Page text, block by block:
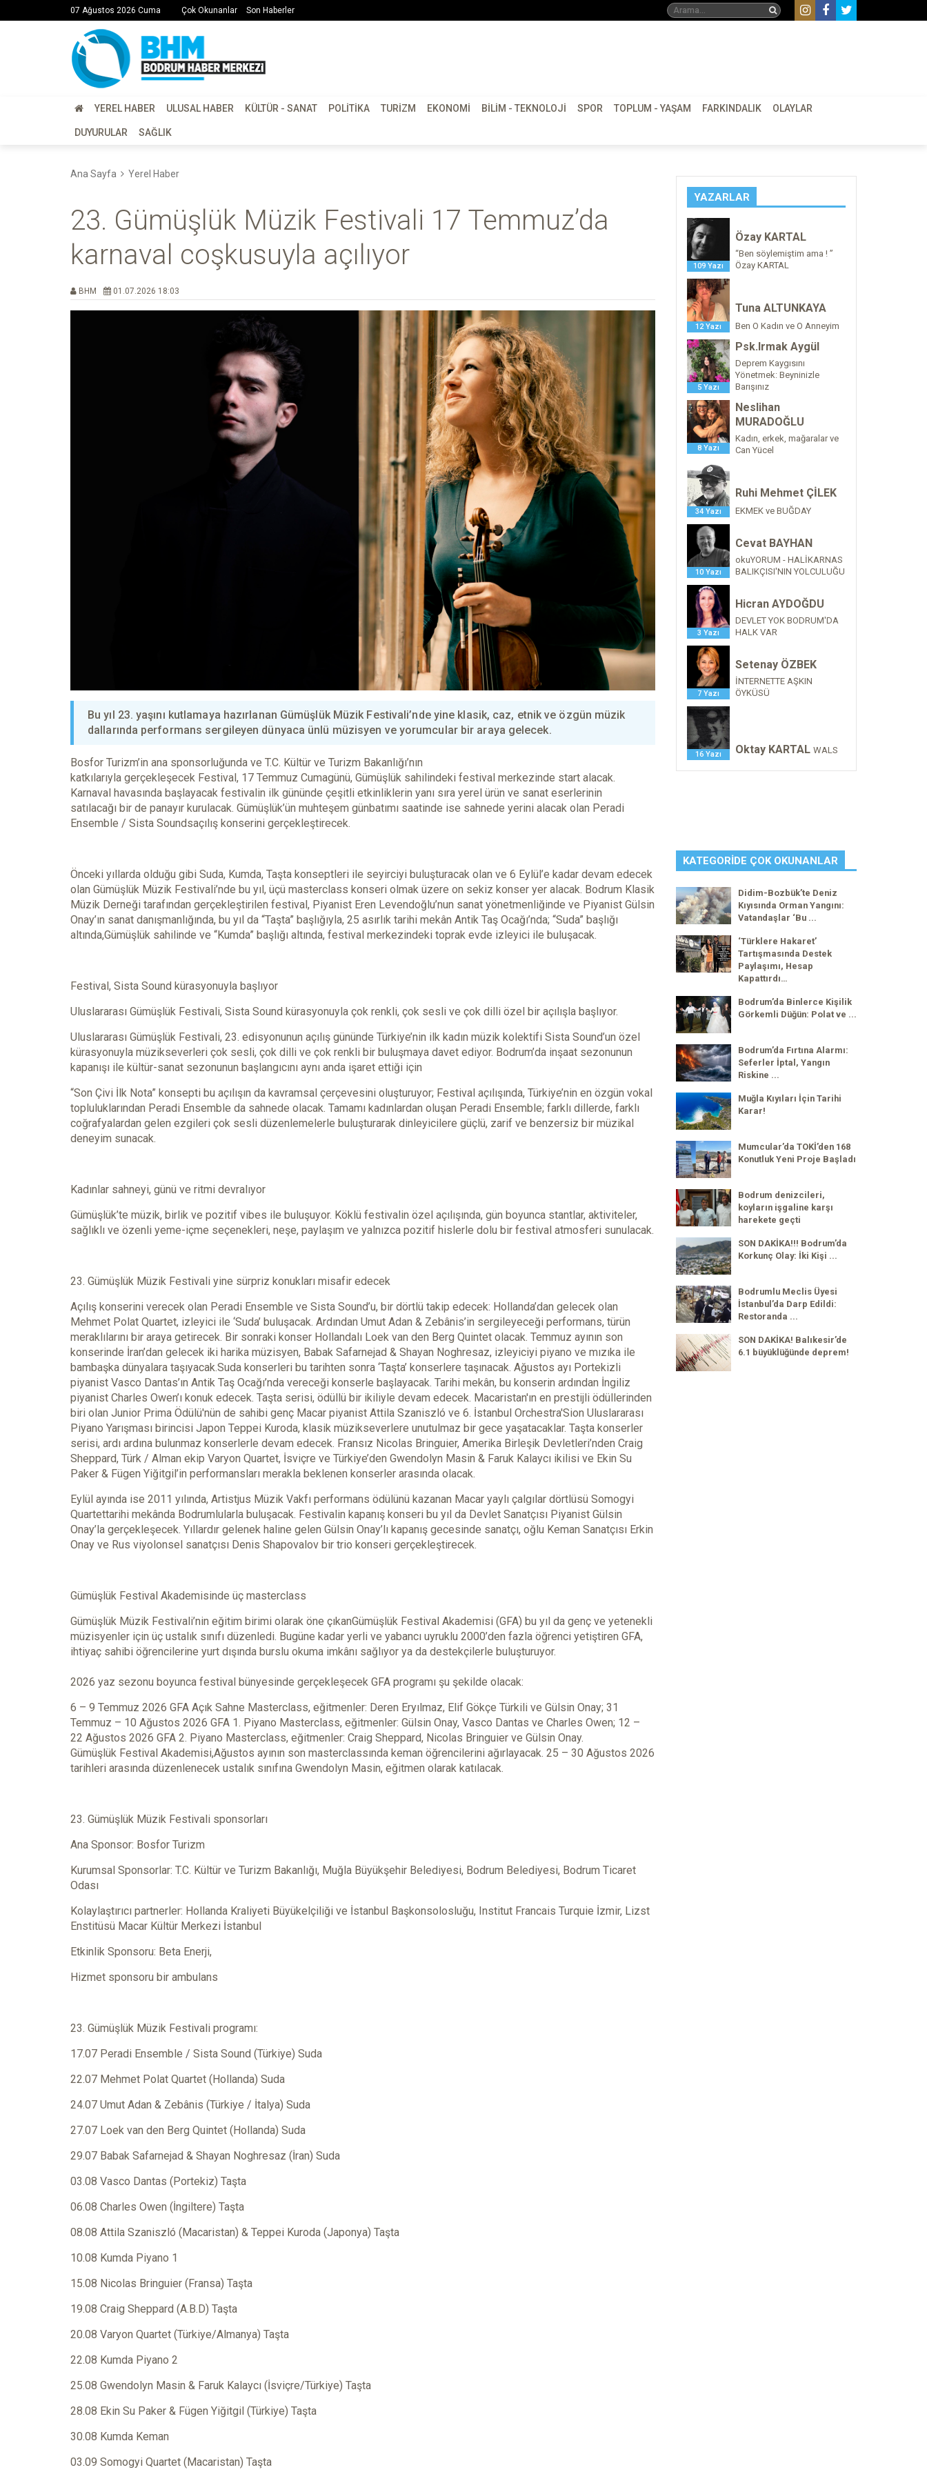
07 Ağustos 2026 Cuma Çok Okunanlar Son Haberler
YEREL HABER ULUSAL HABER KÜLTÜR - SANAT POLITIKA TURIZM EKONOMI BILIM - TEKNOLOJI SPOR TOPLUM - YAŞAM FARKINDALIK OLAYLAR
DUYURULAR SAĞLIK
Ana Sayfa Yerel Haber
23. Gümüşlük Müzik Festivali 17 Temmuz’da
karnaval coşkusuyla açılıyor
BHM 01.07.2026 18:03
Bu yıl 23. yaşını kutlamaya hazırlanan Gümüşlük Müzik Festivali’nde yine klasik, caz, etnik ve özgün müzik
dallarında performans sergileyen dünyaca ünlü müzisyen ve yorumcular bir araya gelecek.
Bosfor Turizm’in ana sponsorluğunda ve T.C. Kültür ve Turizm Bakanlığı’nın
katkılarıyla gerçekleşecek Festival, 17 Temmuz Cumagünü, Gümüşlük sahilindeki festival merkezinde start alacak.
Karnaval havasında başlayacak festivalin ilk gününde çeşitli etkinliklerin yanı sıra yerel ürün ve sanat eserlerinin
satılacağı bir de panayır kurulacak. Gümüşlük’ün muhteşem günbatımı saatinde ise sahnede yerini alacak olan Peradi
Ensemble / Sista Soundsaçılış konserini gerçekleştirecek.
Önceki yıllarda olduğu gibi Suda, Kumda, Taşta konseptleri ile seyirciyi buluşturacak olan ve 6 Eylül’e kadar devam edecek
olan Gümüşlük Müzik Festivali’nde bu yıl, üçü masterclass konseri olmak üzere on sekiz konser yer alacak. Bodrum Klasik
Müzik Derneği tarafından gerçekleştirilen festival, Piyanist Eren Levendoğlu’nun sanat yönetmenliğinde ve Piyanist Gülsin
Onay’ın sanat danışmanlığında, bu yıl da “Taşta” başlığıyla, 25 asırlık tarihi mekân Antik Taş Ocağı’nda; “Suda” başlığı
altında,Gümüşlük sahilinde ve “Kumda” başlığı altında, festival merkezindeki toprak evde izleyici ile buluşacak.
Festival, Sista Sound kürasyonuyla başlıyor
Uluslararası Gümüşlük Festivali, Sista Sound kürasyonuyla çok renkli, çok sesli ve çok dilli özel bir açılışla başlıyor.
Uluslararası Gümüşlük Festivali, 23. edisyonunun açılış gününde Türkiye’nin ilk kadın müzik kolektifi Sista Sound’un özel
kürasyonuyla müzikseverleri çok sesli, çok dilli ve çok renkli bir buluşmaya davet ediyor. Bodrum’da inşaat sezonunun
kapanışı ile kültür-sanat sezonunun başlangıcını aynı anda işaret ettiği için
“Son Çivi İlk Nota” konsepti bu açılışın da kavramsal çerçevesini oluşturuyor; Festival açılışında, Türkiye’nin en özgün vokal
topluluklarından Peradi Ensemble da sahnede olacak. Tamamı kadınlardan oluşan Peradi Ensemble; farklı dillerde, farklı
coğrafyalardan gelen ezgileri çok sesli düzenlemelerle buluşturarak dinleyicilere güçlü, zarif ve benzersiz bir müzikal
deneyim sunacak.
Kadınlar sahneyi, günü ve ritmi devralıyor
Gümüşlük’te müzik, birlik ve pozitif vibes ile buluşuyor. Köklü festivalin özel açılışında, gün boyunca stantlar, aktiviteler,
sağlıklı ve özenli yeme-içme seçenekleri, neşe, paylaşım ve yalnızca pozitif hislerle dolu bir festival atmosferi sunulacak.
23. Gümüşlük Müzik Festivali yine sürpriz konukları misafir edecek
Açılış konserini verecek olan Peradi Ensemble ve Sista Sound’u, bir dörtlü takip edecek: Hollanda’dan gelecek olan
Mehmet Polat Quartet, izleyici ile ‘Suda’ buluşacak. Ardından Umut Adan & Zebânis’in sergileyeceği performans, türün
meraklılarını bir araya getirecek. Bir sonraki konser Hollandalı Loek van den Berg Quintet olacak. Temmuz ayının son
konserinde İran’dan gelecek iki harika müzisyen, Babak Safarnejad & Shayan Noghresaz, izleyiciyi piyano ve mızıka ile
bambaşka dünyalara taşıyacak.Suda konserleri bu tarihten sonra ‘Taşta’ konserlere taşınacak. Ağustos ayı Portekizli
piyanist Vasco Dantas’ın Antik Taş Ocağı’nda vereceği konserle başlayacak. Tarihi mekân, bu konserin ardından İngiliz
piyanist Charles Owen’ı konuk edecek. Taşta serisi, ödüllü bir ikiliyle devam edecek. Macaristan'ın en prestijli ödüllerinden
biri olan Junior Prima Ödülü'nün de sahibi genç Macar piyanist Attila Szaniszló ve 6. İstanbul Orchestra'Sion Uluslararası
Piyano Yarışması birincisi Japon Teppei Kuroda, klasik müzikseverlere unutulmaz bir gece yaşatacaklar. Taşta konserler
serisi, ardı ardına bulunmaz konserlerle devam edecek. Fransız Nicolas Bringuier, Amerika Birleşik Devletleri’nden Craig
Sheppard, Türk / Alman ekip Varyon Quartet, İsviçre ve Türkiye’den Gwendolyn Masin & Faruk Kalaycı ikilisi ve Ekin Su
Paker & Fügen Yiğitgil’in performansları merakla beklenen konserler arasında olacak.
Eylül ayında ise 2011 yılında, Artistjus Müzik Vakfı performans ödülünü kazanan Macar yaylı çalgılar dörtlüsü Somogyi
Quartettarihi mekânda Bodrumlularla buluşacak. Festivalin kapanış konseri bu yıl da Devlet Sanatçısı Piyanist Gülsin
Onay’la gerçekleşecek. Yıllardır gelenek haline gelen Gülsin Onay’lı kapanış gecesinde sanatçı, oğlu Keman Sanatçısı Erkin
Onay ve Rus viyolonsel sanatçısı Denis Shapovalov bir trio konseri gerçekleştirecek.
Gümüşlük Festival Akademisinde üç masterclass
Gümüşlük Müzik Festivali’nin eğitim birimi olarak öne çıkanGümüşlük Festival Akademisi (GFA) bu yıl da genç ve yetenekli
müzisyenler için üç ustalık sınıfı düzenledi. Bugüne kadar yerli ve yabancı uyruklu 2000’den fazla öğrenci yetiştiren GFA,
ihtiyaç sahibi öğrencilerine yurt dışında burslu okuma imkânı sağlıyor ya da destekçilerle buluşturuyor.
2026 yaz sezonu boyunca festival bünyesinde gerçekleşecek GFA programı şu şekilde olacak:
6 – 9 Temmuz 2026 GFA Açık Sahne Masterclass, eğitmenler: Deren Eryılmaz, Elif Gökçe Türkili ve Gülsin Onay; 31
Temmuz – 10 Ağustos 2026 GFA 1. Piyano Masterclass, eğitmenler: Gülsin Onay, Vasco Dantas ve Charles Owen; 12 –
22 Ağustos 2026 GFA 2. Piyano Masterclass, eğitmenler: Craig Sheppard, Nicolas Bringuier ve Gülsin Onay.
Gümüşlük Festival Akademisi,Ağustos ayının son masterclassında keman öğrencilerini ağırlayacak. 25 – 30 Ağustos 2026
tarihleri arasında düzenlenecek ustalık sınıfına Gwendolyn Masin, eğitmen olarak katılacak.
23. Gümüşlük Müzik Festivali sponsorları
Ana Sponsor: Bosfor Turizm
Kurumsal Sponsorlar: T.C. Kültür ve Turizm Bakanlığı, Muğla Büyükşehir Belediyesi, Bodrum Belediyesi, Bodrum Ticaret
Odası
Kolaylaştırıcı partnerler: Hollanda Kraliyeti Büyükelçiliği ve İstanbul Başkonsolosluğu, Institut Francais Turquie İzmir, Lizst
Enstitüsü Macar Kültür Merkezi İstanbul
Etkinlik Sponsoru: Beta Enerji,
Hizmet sponsoru bir ambulans
23. Gümüşlük Müzik Festivali programı:
17.07 Peradi Ensemble / Sista Sound (Türkiye) Suda
22.07 Mehmet Polat Quartet (Hollanda) Suda
24.07 Umut Adan & Zebânis (Türkiye / İtalya) Suda
27.07 Loek van den Berg Quintet (Hollanda) Suda
29.07 Babak Safarnejad & Shayan Noghresaz (İran) Suda
03.08 Vasco Dantas (Portekiz) Taşta
06.08 Charles Owen (İngiltere) Taşta
08.08 Attila Szaniszló (Macaristan) & Teppei Kuroda (Japonya) Taşta
10.08 Kumda Piyano 1
15.08 Nicolas Bringuier (Fransa) Taşta
19.08 Craig Sheppard (A.B.D) Taşta
20.08 Varyon Quartet (Türkiye/Almanya) Taşta
22.08 Kumda Piyano 2
25.08 Gwendolyn Masin & Faruk Kalaycı (İsviçre/Türkiye) Taşta
28.08 Ekin Su Paker & Fügen Yiğitgil (Türkiye) Taşta
30.08 Kumda Keman
03.09 Somogyi Quartet (Macaristan) Taşta
YAZARLAR
109 Yazı
Özay KARTAL
“Ben söylemiştim ama ! ”
Özay KARTAL
12 Yazı
Tuna ALTUNKAYA
Ben O Kadın ve O Anneyim
5 Yazı
Psk.Irmak Aygül
Deprem Kaygısını
Yönetmek: Beyninizle
Barışınız
8 Yazı
Neslihan
MURADOĞLU
Kadın, erkek, mağaralar ve
Can Yücel
34 Yazı
Ruhi Mehmet ÇİLEK
EKMEK ve BUĞDAY
10 Yazı
Cevat BAYHAN
okuYORUM - HALİKARNAS
BALIKÇISI'NIN YOLCULUĞU
3 Yazı
Hicran AYDOĞDU
DEVLET YOK BODRUM'DA
HALK VAR
7 Yazı
Setenay ÖZBEK
İNTERNETTE AŞKIN
ÖYKÜSÜ
16 Yazı Oktay KARTAL WALS
KATEGORIDE ÇOK OKUNANLAR
Didim-Bozbük’te Deniz
Kıyısında Orman Yangını:
Vatandaşlar ‘Bu ...
‘Türklere Hakaret’
Tartışmasında Destek
Paylaşımı, Hesap
Kapattırdı…
Bodrum’da Binlerce Kişilik
Görkemli Düğün: Polat ve ...
Bodrum’da Fırtına Alarmı:
Seferler İptal, Yangın
Riskine ...
Muğla Kıyıları İçin Tarihi
Karar!
Mumcular’da TOKİ’den 168
Konutluk Yeni Proje Başladı
Bodrum denizcileri,
koyların işgaline karşı
harekete geçti
SON DAKİKA!!! Bodrum’da
Korkunç Olay: İki Kişi ...
Bodrumlu Meclis Üyesi
İstanbul’da Darp Edildi:
Restoranda ...
SON DAKİKA! Balıkesir’de
6.1 büyüklüğünde deprem!